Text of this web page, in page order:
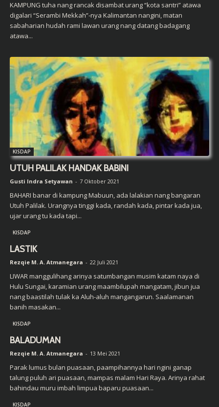
KAMPUNG tuha nang rancak disambat urang “kota santri” atawa
digalari “Serambi Mekkah”-nya Kalimantan nangini, matan
sabaharian hudah rami lawan urang nang datang badagang
atawa...
KISDAP
UTUH PALILAK HANDAK BABINI
Gusti Indra Setyawan - 7 Oktober 2021
BAHARI banar di kampung Mabuun, ada lalakian nang bangaran
Utuh Palilak. Urangnya tinggi kada, randah kada, pintar kada jua,
ujar urang tu kada tapi...
KISDAP
LASTIK
Rezqie M. A. Atmanegara - 22 Juli 2021
LIWAR manggulihang arinya satumbangan musim katam naya di
Hulu Sungai, karamian urang maambilupah mangatam, jibun jua
nang baastilah tulak ka Aluh-aluh mangangarun. Saalamanan
banih masakan...
KISDAP
BALADUMAN
Rezqie M. A. Atmanegara - 13 Mei 2021
Parak lumus bulan puasaan, paampihannya hari ngini ganap
talung puluh ari puasaan, mampas malam Hari Raya. Arinya rahat
bahindau muru imbah limpua baparu puasaan...
KISDAP